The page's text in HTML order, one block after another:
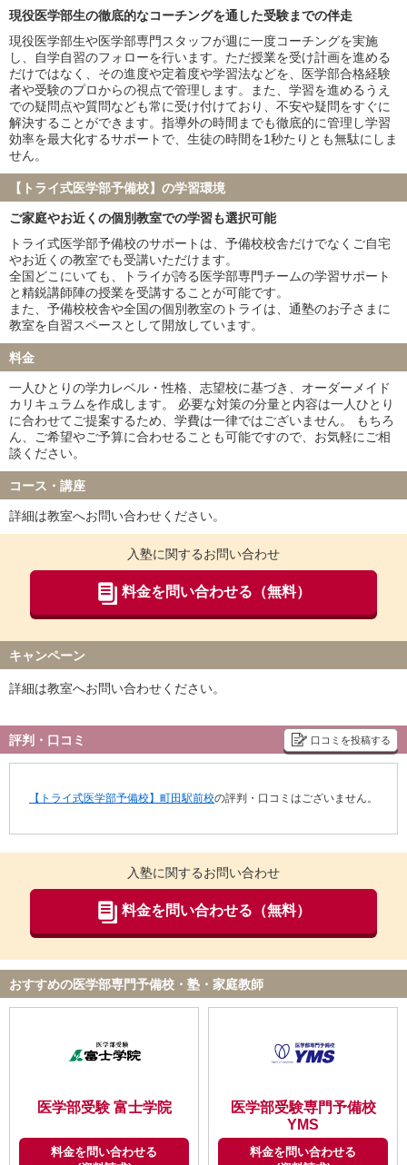
久留米大学
岩手医科大学
東京女子医科大学
川崎医科大学
※家庭教師のトライ・個別教室のトライ・医学部受験予備校インテ
グラの合格実績を含みます
現役医学部生の徹底的なコーチングを通した受験までの伴走
現役医学部生や医学部専門スタッフが週に一度コーチングを実施
し、自学自習のフォローを行います。ただ授業を受け計画を進める
だけではなく、その進度や定着度や学習法などを、医学部合格経験
者や受験のプロからの視点で管理します。また、学習を進めるうえ
での疑問点や質問なども常に受け付けており、不安や疑問をすぐに
解決することができます。指導外の時間までも徹底的に管理し学習
効率を最大化するサポートで、生徒の時間を1秒たりとも無駄にしま
せん。
【トライ式医学部予備校】の学習環境
ご家庭やお近くの個別教室での学習も選択可能
トライ式医学部予備校のサポートは、予備校校舎だけでなくご自宅
やお近くの教室でも受講いただけます。
全国どこにいても、トライが誇る医学部専門チームの学習サポート
と精鋭講師陣の授業を受講することが可能です。
また、予備校校舎や全国の個別教室のトライは、通塾のお子さまに
教室を自習スペースとして開放しています。
料金
一人ひとりの学力レベル・性格、志望校に基づき、オーダーメイド
カリキュラムを作成します。 必要な対策の分量と内容は一人ひとり
に合わせてご提案するため、学費は一律ではございません。 もちろ
ん、ご希望やご予算に合わせることも可能ですので、お気軽にご相
談ください。
コース・講座
詳細は教室へお問い合わせください。
入塾に関するお問い合わせ
料金を問い合わせる（無料）
キャンペーン
詳細は教室へお問い合わせください。
評判・口コミ 口コミを投稿する
【トライ式医学部予備校】町田駅前校の評判・口コミはございません。
入塾に関するお問い合わせ
料金を問い合わせる（無料）
おすすめの医学部専門予備校・塾・家庭教師
医学部受験 富士学院
料金を問い合わせる
医学部受験専門予備校
YMS
料金を問い合わせる